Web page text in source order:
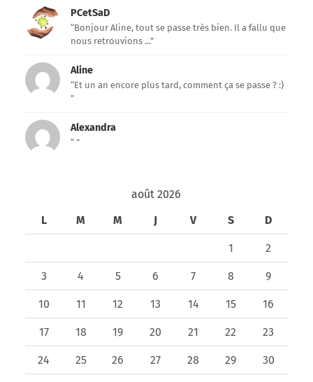
PCetSaD
“Bonjour Aline, tout se passe très bien. Il a fallu que
nous retrouvions ...”
Aline
“Et un an encore plus tard, comment ça se passe ? :)
”
Alexandra
“ ”
août 2026
L
M M J V S D
1 2
3 4 5 6 7 8 9
10 11 12 13 14 15 16
17 18 19 20 21 22 23
24 25 26 27 28 29 30